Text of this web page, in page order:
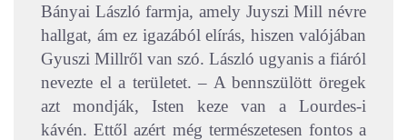
Bányai László farmja, amely Juyszi Mill névre
hallgat, ám ez igazából elírás, hiszen valójában
Gyuszi Millről van szó. László ugyanis a fiáról
nevezte el a területet.– A bennszülött öregek
azt mondják, Isten keze van a Lourdes-i
kávén. Ettől azért még természetesen fontos a